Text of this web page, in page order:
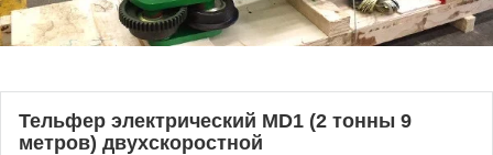
Тельфер электрический MD1 (2 тонны 9
метров) двухскоростной